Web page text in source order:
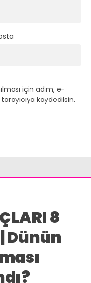
için adım, e-
kaydedilsin.
8
| Dünün